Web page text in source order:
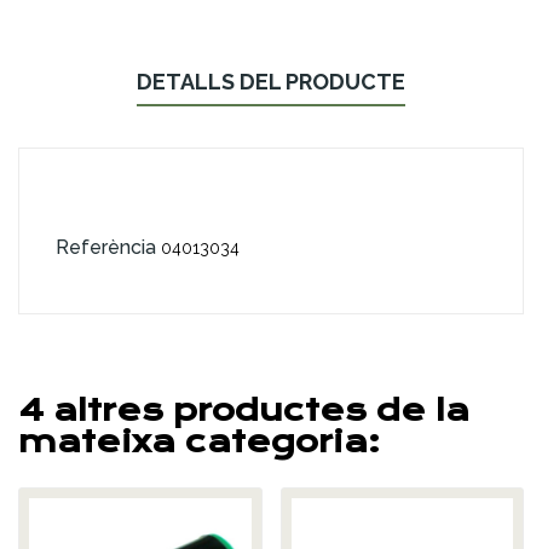
DETALLS DEL PRODUCTE
Referència 04013034
4 altres productes de la
mateixa categoria: